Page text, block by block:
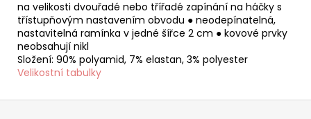
na velikosti dvouřadé nebo třířadé zapínání na háčky s
třístupňovým nastavením obvodu ● neodepínatelná,
nastavitelná ramínka v jedné šířce 2 cm ● kovové prvky
neobsahují nikl
Složení: 90% polyamid, 7% elastan, 3% polyester
Velikostní tabulky
Z